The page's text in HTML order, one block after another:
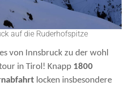
auf die Ruderhofspitze
von Innsbruck zu der wohl
in Tirol! Knapp 1800
locken insbesondere